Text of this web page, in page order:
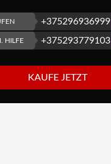
+375296936999
HILFE +375293779103
KAUFE JETZT